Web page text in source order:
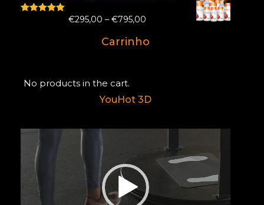
€295,00 – €795,00
Carrinho
No products in the cart.
YouHot 3D
vídeo